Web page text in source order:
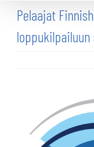
Pelaajat
loppukilpailuun
isompana